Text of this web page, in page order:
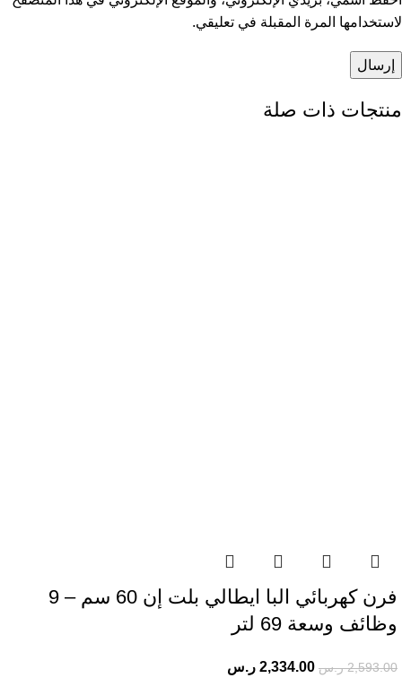
لاستخدامها المرة المقبلة في تعليقي.
منتجات ذات صلة
فرن كهربائي البا ايطالي بلت إن 60 سم – 9
وظائف وسعة 69 لتر
2,593.00 ر.س 2,334.00 ر.س